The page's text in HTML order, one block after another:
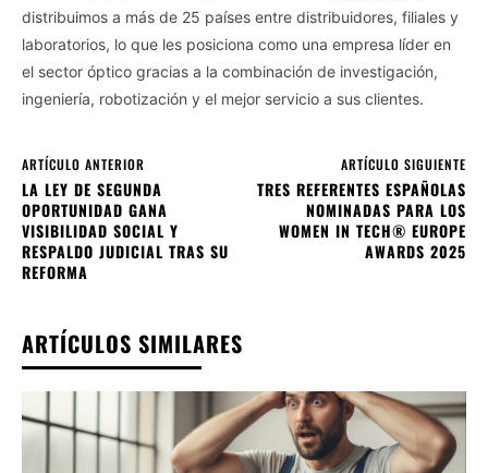
distribuimos a más de 25 países entre distribuidores, filiales y
laboratorios, lo que les posiciona como una empresa líder en
el sector óptico gracias a la combinación de investigación,
ingeniería, robotización y el mejor servicio a sus clientes.
ARTÍCULO ANTERIOR
LA LEY DE SEGUNDA
OPORTUNIDAD GANA
VISIBILIDAD SOCIAL Y
RESPALDO JUDICIAL TRAS SU
REFORMA
ARTÍCULO SIGUIENTE
TRES REFERENTES ESPAÑOLAS
NOMINADAS PARA LOS
WOMEN IN TECH® EUROPE
AWARDS 2025
ARTÍCULOS SIMILARES